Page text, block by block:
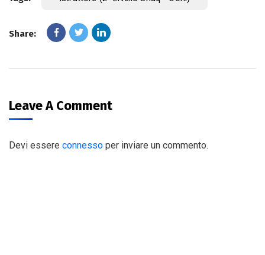
Share:
Leave A Comment
Devi essere connesso per inviare un commento.